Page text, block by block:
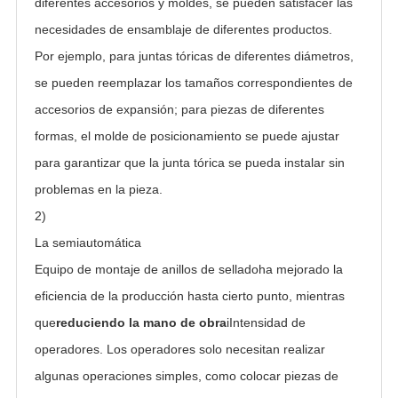
necesidades de ensamblaje de diferentes productos.
Por ejemplo, para juntas tóricas de diferentes diámetros,
se pueden reemplazar los tamaños correspondientes de
accesorios de expansión; para piezas de diferentes
formas, el molde de posicionamiento se puede ajustar
para garantizar que la junta tórica se pueda instalar sin
problemas en la pieza.
2)
La semiautomática
Equipo de montaje de anillos de selladoha mejorado la
eficiencia de la producción hasta cierto punto, mientras
quereduciendo la mano de obraiIntensidad de
operadores. Los operadores solo necesitan realizar
algunas operaciones simples, como colocar piezas de